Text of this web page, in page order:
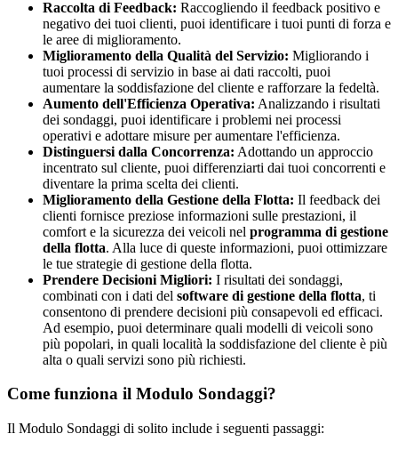
Raccolta di Feedback: Raccogliendo il feedback positivo e
negativo dei tuoi clienti, puoi identificare i tuoi punti di forza e
le aree di miglioramento.
Miglioramento della Qualità del Servizio: Migliorando i
tuoi processi di servizio in base ai dati raccolti, puoi
aumentare la soddisfazione del cliente e rafforzare la fedeltà.
Aumento dell'Efficienza Operativa: Analizzando i risultati
dei sondaggi, puoi identificare i problemi nei processi
operativi e adottare misure per aumentare l'efficienza.
Distinguersi dalla Concorrenza: Adottando un approccio
incentrato sul cliente, puoi differenziarti dai tuoi concorrenti e
diventare la prima scelta dei clienti.
Miglioramento della Gestione della Flotta: Il feedback dei
clienti fornisce preziose informazioni sulle prestazioni, il
comfort e la sicurezza dei veicoli nel programma di gestione
della flotta. Alla luce di queste informazioni, puoi ottimizzare
le tue strategie di gestione della flotta.
Prendere Decisioni Migliori: I risultati dei sondaggi,
combinati con i dati del software di gestione della flotta, ti
consentono di prendere decisioni più consapevoli ed efficaci.
Ad esempio, puoi determinare quali modelli di veicoli sono
più popolari, in quali località la soddisfazione del cliente è più
alta o quali servizi sono più richiesti.
Come funziona il Modulo Sondaggi?
Il Modulo Sondaggi di solito include i seguenti passaggi: